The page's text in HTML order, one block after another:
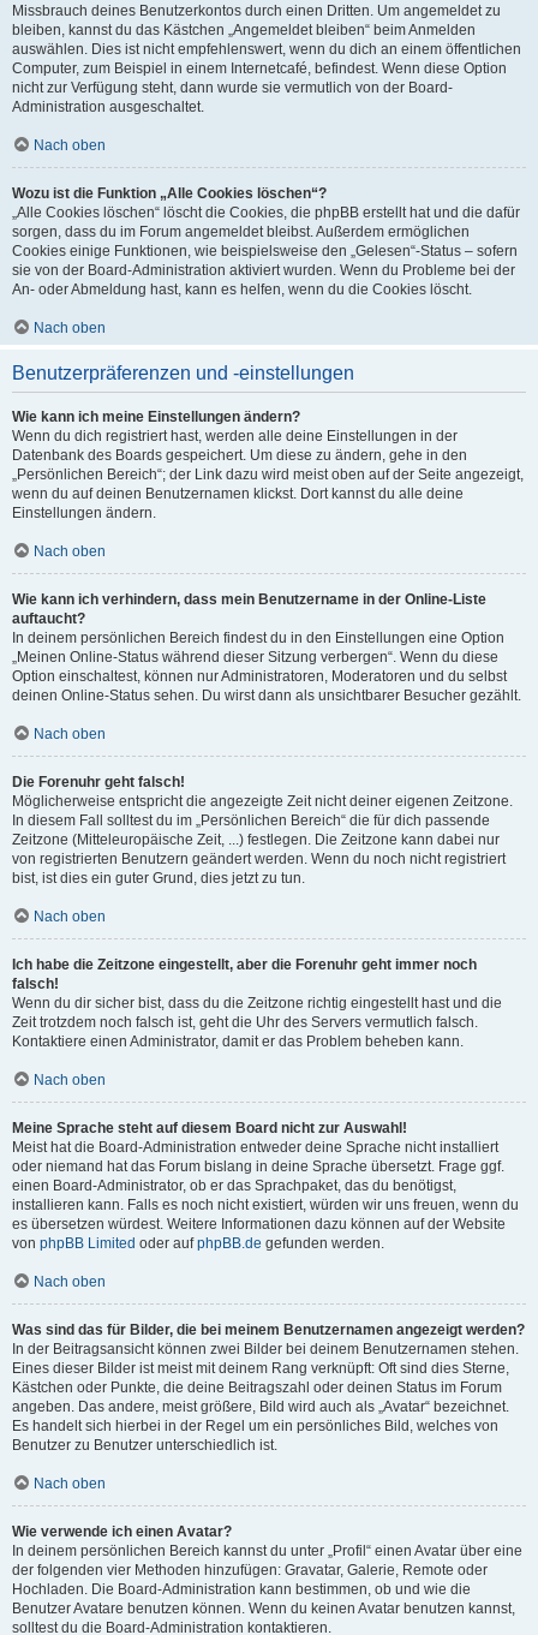
Missbrauch deines Benutzerkontos durch einen Dritten. Um angemeldet zu
bleiben, kannst du das Kästchen „Angemeldet bleiben“ beim Anmelden
auswählen. Dies ist nicht empfehlenswert, wenn du dich an einem öffentlichen
Computer, zum Beispiel in einem Internetcafé, befindest. Wenn diese Option
nicht zur Verfügung steht, dann wurde sie vermutlich von der Board-
Administration ausgeschaltet.
Nach oben
Wozu ist die Funktion „Alle Cookies löschen“?
„Alle Cookies löschen“ löscht die Cookies, die phpBB erstellt hat und die dafür
sorgen, dass du im Forum angemeldet bleibst. Außerdem ermöglichen
Cookies einige Funktionen, wie beispielsweise den „Gelesen“-Status – sofern
sie von der Board-Administration aktiviert wurden. Wenn du Probleme bei der
An- oder Abmeldung hast, kann es helfen, wenn du die Cookies löscht.
Nach oben
Benutzerpräferenzen und -einstellungen
Wie kann ich meine Einstellungen ändern?
Wenn du dich registriert hast, werden alle deine Einstellungen in der
Datenbank des Boards gespeichert. Um diese zu ändern, gehe in den
„Persönlichen Bereich“; der Link dazu wird meist oben auf der Seite angezeigt,
wenn du auf deinen Benutzernamen klickst. Dort kannst du alle deine
Einstellungen ändern.
Nach oben
Wie kann ich verhindern, dass mein Benutzername in der Online-Liste
auftaucht?
In deinem persönlichen Bereich findest du in den Einstellungen eine Option
„Meinen Online-Status während dieser Sitzung verbergen“. Wenn du diese
Option einschaltest, können nur Administratoren, Moderatoren und du selbst
deinen Online-Status sehen. Du wirst dann als unsichtbarer Besucher gezählt.
Nach oben
Die Forenuhr geht falsch!
Möglicherweise entspricht die angezeigte Zeit nicht deiner eigenen Zeitzone.
In diesem Fall solltest du im „Persönlichen Bereich“ die für dich passende
Zeitzone (Mitteleuropäische Zeit, ...) festlegen. Die Zeitzone kann dabei nur
von registrierten Benutzern geändert werden. Wenn du noch nicht registriert
bist, ist dies ein guter Grund, dies jetzt zu tun.
Nach oben
Ich habe die Zeitzone eingestellt, aber die Forenuhr geht immer noch
falsch!
Wenn du dir sicher bist, dass du die Zeitzone richtig eingestellt hast und die
Zeit trotzdem noch falsch ist, geht die Uhr des Servers vermutlich falsch.
Kontaktiere einen Administrator, damit er das Problem beheben kann.
Nach oben
Meine Sprache steht auf diesem Board nicht zur Auswahl!
Meist hat die Board-Administration entweder deine Sprache nicht installiert
oder niemand hat das Forum bislang in deine Sprache übersetzt. Frage ggf.
einen Board-Administrator, ob er das Sprachpaket, das du benötigst,
installieren kann. Falls es noch nicht existiert, würden wir uns freuen, wenn du
es übersetzen würdest. Weitere Informationen dazu können auf der Website
von phpBB Limited oder aufphpBB.de gefunden werden.
Nach oben
Was sind das für Bilder, die bei meinem Benutzernamen angezeigt werden?
In der Beitragsansicht können zwei Bilder bei deinem Benutzernamen stehen.
Eines dieser Bilder ist meist mit deinem Rang verknüpft: Oft sind dies Sterne,
Kästchen oder Punkte, die deine Beitragszahl oder deinen Status im Forum
angeben. Das andere, meist größere, Bild wird auch als „Avatar“ bezeichnet.
Es handelt sich hierbei in der Regel um ein persönliches Bild, welches von
Benutzer zu Benutzer unterschiedlich ist.
Nach oben
Wie verwende ich einen Avatar?
In deinem persönlichen Bereich kannst du unter „Profil“ einen Avatar über eine
der folgenden vier Methoden hinzufügen: Gravatar, Galerie, Remote oder
Hochladen. Die Board-Administration kann bestimmen, ob und wie die
Benutzer Avatare benutzen können. Wenn du keinen Avatar benutzen kannst,
solltest du die Board-Administration kontaktieren.